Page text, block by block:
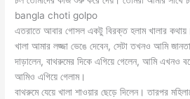
bangla choti golpo
এতরাতে আবার গোসল একটু বিরক্ত হলাম খালার
খালা আমার লজ্জা ভেঙে দেবেন, সেটা তখনও আমি
দাড়ালেন, বাথরুমের দিকে এগিয়ে গেলেন, আমি এখনও
আমিও এগিয়ে গেলাম।
বাথরুমে যেয়ে খালা শাওয়ার ছেড়ে দিলেন। তারপর